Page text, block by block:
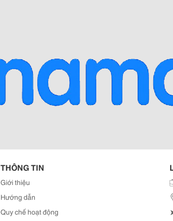
THÔNG TIN
Giới thiệu
Hướng dẫn
Quy chế hoạt động